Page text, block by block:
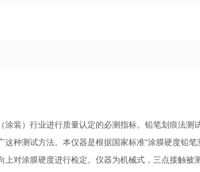
涂装）行业进行质量认定的必测指标。铅笔划痕法
这种测试方法。本仪器是根据国家标准“涂膜硬度铅
上对涂膜硬度进行检定。仪器为机械式，三点接触